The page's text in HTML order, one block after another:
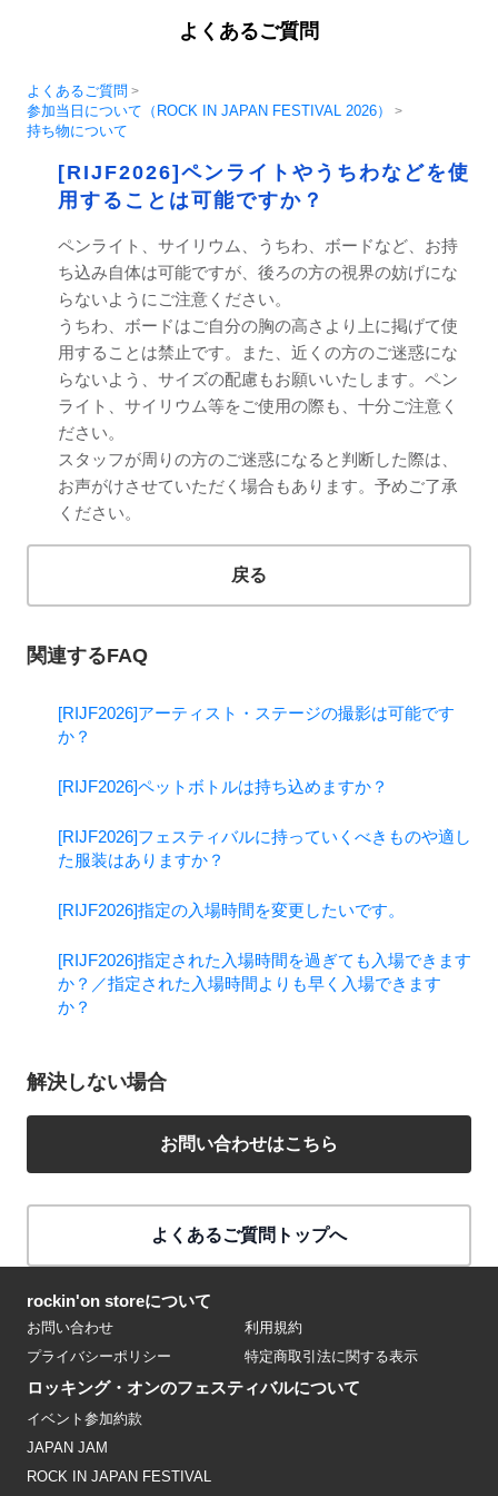
よくあるご質問
よくあるご質問 >
参加当日について（ROCK IN JAPAN FESTIVAL 2026） >
持ち物について
[RIJF2026]ペンライトやうちわなどを使
用することは可能ですか？
ペンライト、サイリウム、うちわ、ボードなど、お持
ち込み自体は可能ですが、後ろの方の視界の妨げにな
らないようにご注意ください。
うちわ、ボードはご自分の胸の高さより上に掲げて使
用することは禁止です。また、近くの方のご迷惑にな
らないよう、サイズの配慮もお願いいたします。ペン
ライト、サイリウム等をご使用の際も、十分ご注意く
ださい。
スタッフが周りの方のご迷惑になると判断した際は、
お声がけさせていただく場合もあります。予めご了承
ください。
戻る
関連するFAQ
[RIJF2026]アーティスト・ステージの撮影は可能です
か？
[RIJF2026]ペットボトルは持ち込めますか？
[RIJF2026]フェスティバルに持っていくべきものや適し
た服装はありますか？
[RIJF2026]指定の入場時間を変更したいです。
[RIJF2026]指定された入場時間を過ぎても入場できます
か？／指定された入場時間よりも早く入場できます
か？
解決しない場合
お問い合わせはこちら
よくあるご質問トップへ
rockin'on storeについて
お問い合わせ
利用規約
プライバシーポリシー
特定商取引法に関する表示
ロッキング・オンのフェスティバルについて
イベント参加約款
JAPAN JAM
ROCK IN JAPAN FESTIVAL